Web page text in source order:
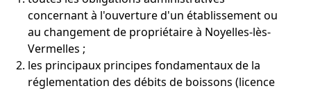
concernant à l'ouverture d'un établissement ou
au changement de propriétaire à Noyelles-lès-
Vermelles ;
les principaux principes fondamentaux de la
réglementation des débits de boissons (licence